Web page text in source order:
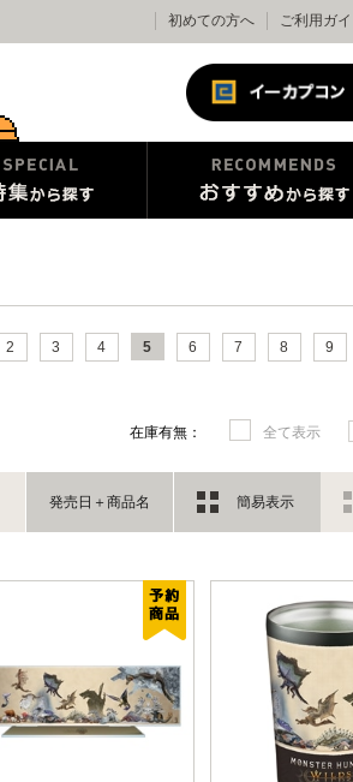
初めての方へ ご利用ガ
2 3 4 5 6 7 8 9
在庫有無： 全て表示
発売日＋商品名 簡易表示